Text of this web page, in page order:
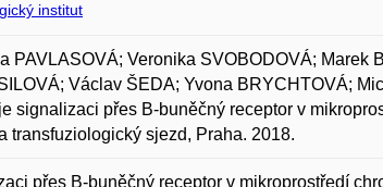
institut
PAVLASOVÁ; Veronika SVOBODOVÁ; Marek
Václav ŠEDA; Yvona BRYCHTOVÁ;
signalizaci přes B-buněčný receptor v
transfuziologický sjezd, Praha. 2018.
přes B-buněčný receptor v mikroprostředí